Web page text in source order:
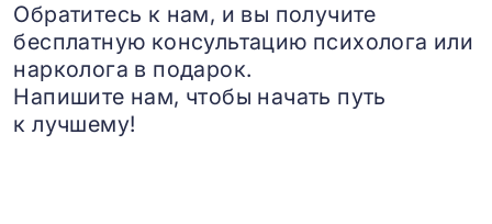
Обратитесь к нам, и вы получите
бесплатную консультацию психолога или
нарколога в подарок.
Напишите нам, чтобы начать путь
к лучшему!